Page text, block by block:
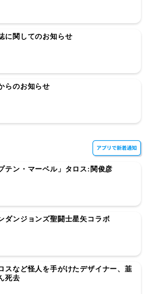
に関してのお知らせ
らのお知らせ
テン・マーベル」タロス:関俊彦
ダンジョンズ聖闘士星矢コラボ
スなど怪人を手がけたデザイナー、韮
死去